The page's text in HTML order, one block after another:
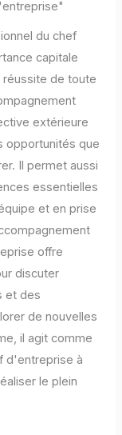
du chef
capitale
de toute
extérieure
opportunités que
Il permet aussi
essentielles
et en prise
offre
discuter
et des
de nouvelles
il agit comme
d'entreprise à
le plein